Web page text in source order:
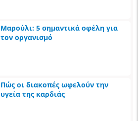
Μαρούλι: 5 σημαντικά οφέλη για
τον οργανισμό
Πώς οι διακοπές ωφελούν την
υγεία της καρδιάς